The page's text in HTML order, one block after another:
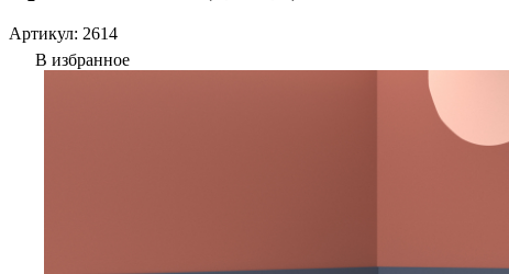
Артикул: 2614
В избранное